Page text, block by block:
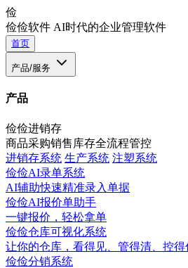
俭
俭俭软件 AI时代的企业管理软件
首页
产品/服务
产品
俭俭进销存
商品采购销售库存全流程管控
进销存系统 生产系统 注塑系统
俭俭AI录单系统
AI辅助快速精准录入单据
俭俭AI报价单助手
一键报价，轻松拿单
俭俭仓库可视化系统
让你的仓库，看得见、管得清、控得
俭俭分销系统